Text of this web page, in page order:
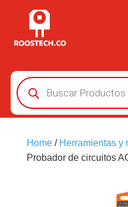
Búsqueda
de
productos
Home/ Herramientas y
Probador de circuitos